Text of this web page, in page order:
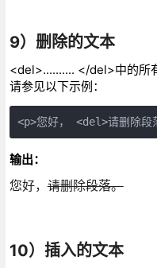
9）删除的文本
<del>.......... </del>中的所
请参见以下示例：
<p>您好， <del>请删除
输出：
您好，请删除段落。
10）插入的文本